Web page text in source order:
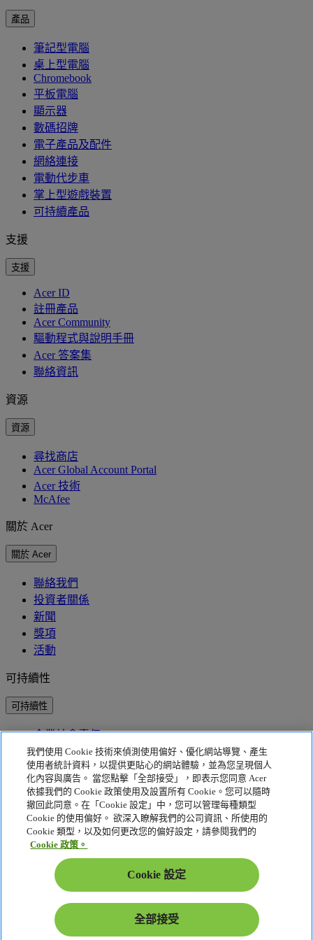
產品
筆記型電腦
桌上型電腦
Chromebook
平板電腦
顯示器
數碼招牌
電子產品及配件
網絡連接
電動代步車
掌上型遊戲裝置
可持續產品
支援
支援
Acer ID
註冊產品
Acer Community
驅動程式與說明手冊
Acer 答案集
聯絡資訊
資源
資源
尋找商店
Acer Global Account Portal
Acer 技術
McAfee
關於 Acer
關於 Acer
聯絡我們
投資者關係
新聞
獎項
活動
可持續性
可持續性
企業社會責任
產品碳足跡
Project Humanity
Earthion
隱私權政策
Cookie 政策
法律聲明
可存取性政策
Cookie 設定
香港特別行政區 - 繁體中文
© 2026 Acer Inc.
我們使用 Cookie 技術來偵測使用偏好、優化網站導覽、產生
使用者統計資料，以提供更貼心的網站體驗，並為您呈現個人
化內容與廣告。 當您點擊「全部接受」，即表示您同意 Acer
依據我們的 Cookie 政策使用及設置所有 Cookie。您可以隨時
撤回此同意。在「Cookie 設定」中，您可以管理每種類型
Cookie 的使用偏好。 欲深入瞭解我們的公司資訊、所使用的
Cookie 類型，以及如何更改您的偏好設定，請參閱我們的
Cookie 政策。
Cookie 設定
全部接受